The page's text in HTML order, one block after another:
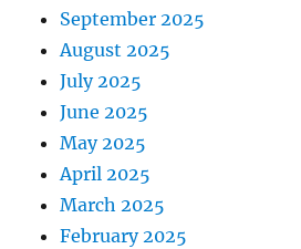
September 2025
August 2025
July 2025
June 2025
May 2025
April 2025
March 2025
February 2025